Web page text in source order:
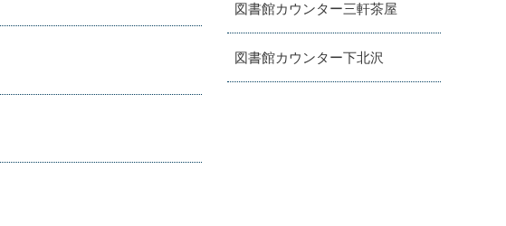
図書館カウンター三軒茶屋
図書館カウンター下北沢